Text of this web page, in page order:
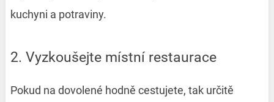
kuchyni a potraviny.
2. Vyzkoušejte místní restaurace
Pokud na dovolené hodně cestujete, tak určitě